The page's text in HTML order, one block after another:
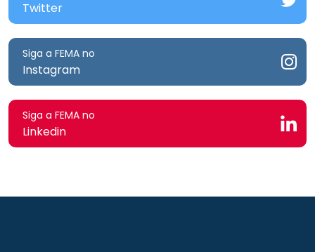
Twitter
Siga a FEMA no
Instagram
Siga a FEMA no
Linkedin